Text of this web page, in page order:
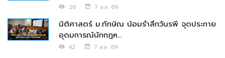
26 7 ส.ค. 69
นิติศาสตร์ ม.ทักษิณ น้อมรำลึกวันรพี จุดประกาย
อุดมการณ์นักกฎห...
42 7 ส.ค. 69